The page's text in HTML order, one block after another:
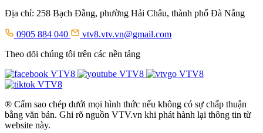
Địa chỉ: 258 Bạch Đằng, phường Hải Châu, thành phố Đà Nẵng
0905 884 040
vtv8.vtv.vn@gmail.com
Theo dõi chúng tôi trên các nền tảng
® Cấm sao chép dưới mọi hình thức nếu không có sự chấp thuận
bằng văn bản. Ghi rõ nguồn VTV.vn khi phát hành lại thông tin từ
website này.